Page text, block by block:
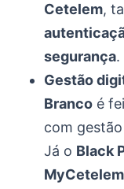
Cetelem,
segurança.
Gestão
Branco é
com
Já o Black
MyCetelem